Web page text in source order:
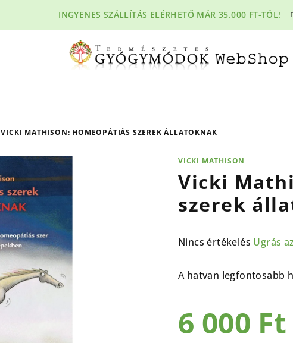
INGYENES SZÁLLÍTÁS ELÉRHETŐ MÁR 35.000 FT-TÓL!
VICKI MATHISON: HOMEOPÁTIÁS SZEREK ÁLLATOKNAK
VICKI MATHISON
Vicki
szerek
A
átlagos
ből
0,0
Nincs értékelés Ugrás
A hatvan legfontosabb
6 000 Ft